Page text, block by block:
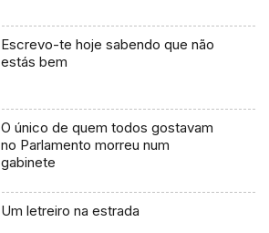
Escrevo-te hoje sabendo que não
estás bem
O único de quem todos gostavam
no Parlamento morreu num
gabinete
Um letreiro na estrada